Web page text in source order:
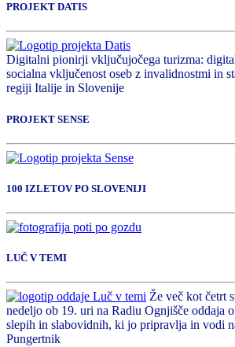
PROJEKT DATIS
Digitalni pionirji vključujočega turizma:
socialna vključenost oseb z invalidnostmi in
regiji Italije in Slovenije
PROJEKT SENSE
100 IZLETOV PO SLOVENIJI
LUČ V TEMI
Že več kot četrt
nedeljo ob 19. uri na Radiu Ognjišče oddaja
slepih in slabovidnih, ki jo pripravlja in vodi
Pungertnik